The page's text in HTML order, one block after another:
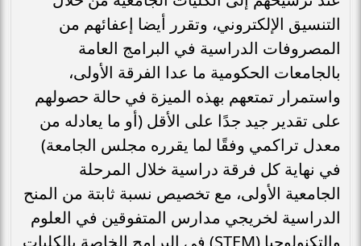
التنسيق الإلكتروني، وتقرر أيضا إعفائهم من
المصروفات الدراسية في البرامج العامة
بالجامعات الحكومية ما عدا الفرقة الأولى،
واستمرار تمتعهم بهذه الميزة في حالة حصولهم
على تقدير جيد جدًا على الأقل (أو ما يعادله من
معدل تراكمي وفقًا لما يقرره مجلس الجامعة)
في نهاية كل فرقة دراسية خلال المرحلة
الجامعية الأولى، مع تخصيص نسبة ثابتة من المنح
الدراسية لخريجي مدارس المتفوقين في العلوم
والتكنولوجيا (STEM) في البرامج الخاصة بالكليات